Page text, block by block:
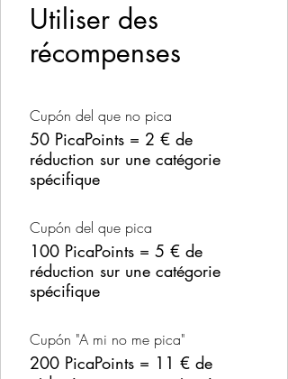
Utiliser des
récompenses
Cupón del que no pica
50 PicaPoints = 2 € de
réduction sur une catégorie
spécifique
Cupón del que pica
100 PicaPoints = 5 € de
réduction sur une catégorie
spécifique
Cupón "A mi no me pica"
200 PicaPoints = 11 € de